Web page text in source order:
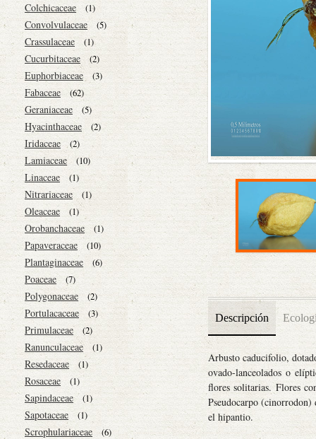
Colchicaceae (1)
Convolvulaceae (5)
Crassulaceae (1)
Cucurbitaceae (2)
Euphorbiaceae (3)
Fabaceae (62)
Geraniaceae (5)
Hyacinthaceae (2)
Iridaceae (2)
Lamiaceae (10)
Linaceae (1)
Nitrariaceae (1)
Oleaceae (1)
Orobanchaceae (1)
Papaveraceae (10)
Plantaginaceae (6)
Poaceae (7)
Polygonaceae (2)
Portulacaceae (3)
Primulaceae (2)
Ranunculaceae (1)
Resedaceae (1)
Rosaceae (1)
Sapindaceae (1)
Sapotaceae (1)
Scrophulariaceae (6)
Descripción
Arbusto caducifolio,
ovado-lanceolados o
flores solitarias. Flores
Pseudocarpo
el hipantio.